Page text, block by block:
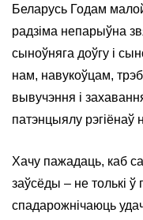
Беларусь Годам
радзіма непарыўна
сыноўняга доўгу і
нам, навукоўцам,
вывучэння і
патэнцыялу рэгіёнаў
Хачу пажадаць, каб
заўсёды – не толькі
спадарожнічаюць